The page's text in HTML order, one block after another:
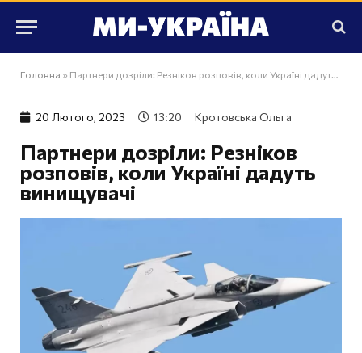
Головна » Партнери дозріли: Резніков розповів, коли Україні дадуть винищувачі
20 Лютого, 2023 13:20 Кротовська Ольга
Партнери дозріли: Резніков
розповів, коли Україні дадуть
винищувачі